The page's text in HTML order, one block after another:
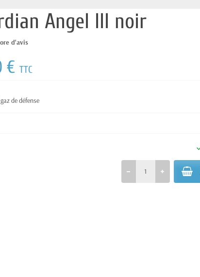
Angel III noir
d'avis
€TTC
de défense